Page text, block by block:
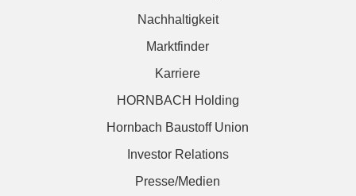
Nachhaltigkeit
Marktfinder
Karriere
HORNBACH Holding
Hornbach Baustoff Union
Investor Relations
Presse/Medien